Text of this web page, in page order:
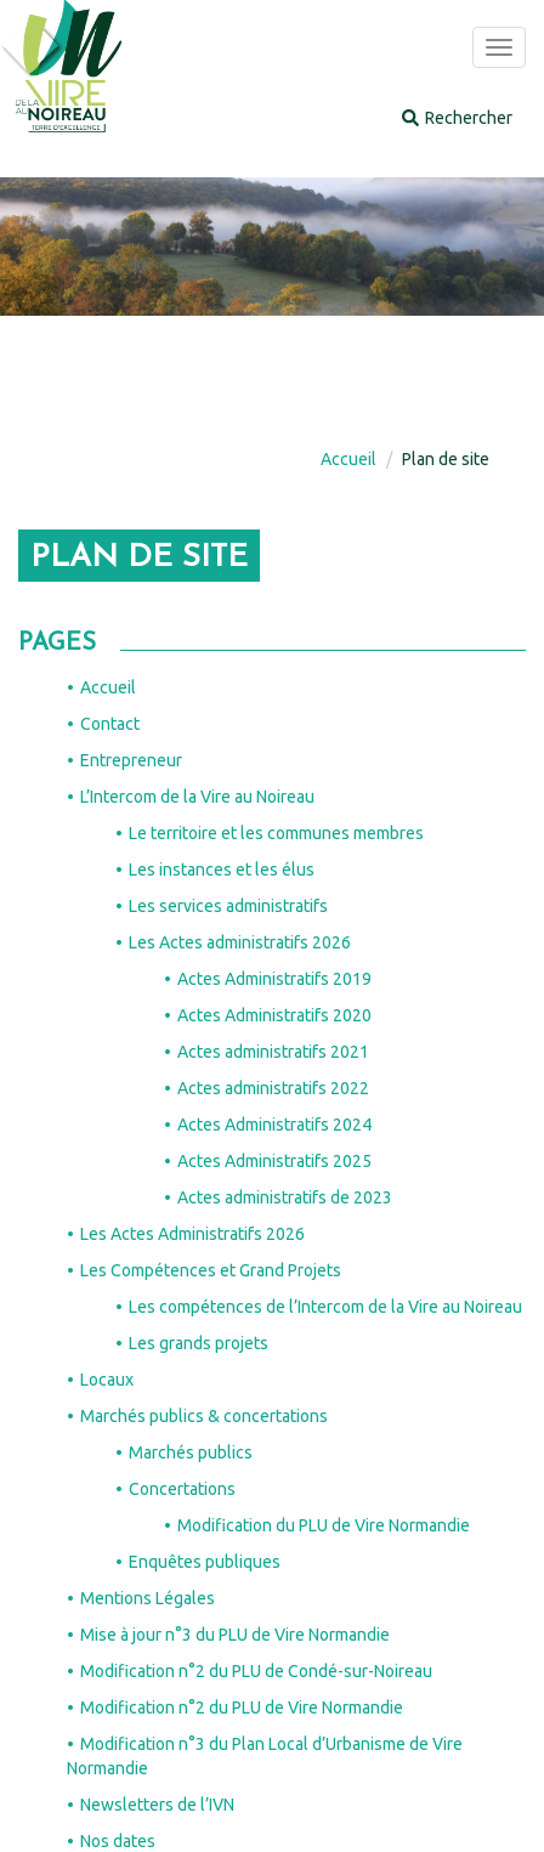
Accueil Plan de site
PLAN DE SITE
PAGES
Accueil
Contact
Entrepreneur
L’Intercom de la Vire au Noireau
Le territoire et les communes membres
Les instances et les élus
Les services administratifs
Les Actes administratifs 2026
Actes Administratifs 2019
Actes Administratifs 2020
Actes administratifs 2021
Actes administratifs 2022
Actes Administratifs 2024
Actes Administratifs 2025
Actes administratifs de 2023
Les Actes Administratifs 2026
Les Compétences et Grand Projets
Les compétences de l’Intercom de la Vire au Noireau
Les grands projets
Locaux
Marchés publics & concertations
Marchés publics
Concertations
Modification du PLU de Vire Normandie
Enquêtes publiques
Mentions Légales
Mise à jour n°3 du PLU de Vire Normandie
Modification n°2 du PLU de Condé-sur-Noireau
Modification n°2 du PLU de Vire Normandie
Modification n°3 du Plan Local d’Urbanisme de Vire
Normandie
Newsletters de l’IVN
Nos dates
Panneau de gestion des cookies